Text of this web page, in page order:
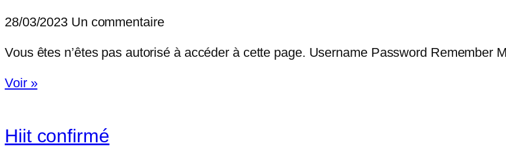
28/03/2023 Un commentaire
Vous êtes n’êtes pas autorisé à accéder à cette page. Username Password
Voir »
Hiit confirmé